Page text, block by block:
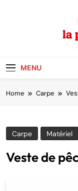
MENU
Home Carpe
Carpe Matériel
Veste de